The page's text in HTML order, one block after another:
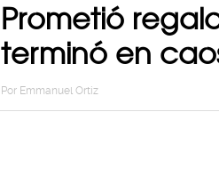
Prometió
terminó en
Por Emmanuel Ortiz